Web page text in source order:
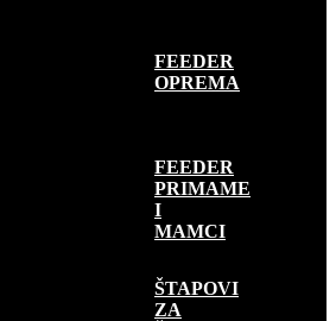
FEEDER
OPREMA
FEEDER
PRIMAME
I
MAMCI
ŠTAPOVI
ZA